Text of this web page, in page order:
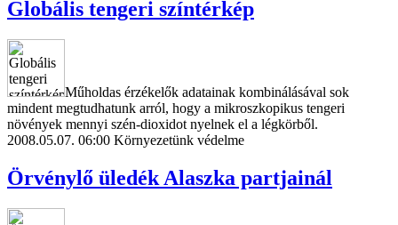
Globális tengeri színtérkép
Műholdas érzékelők adatainak kombinálásával sok
mindent megtudhatunk arról, hogy a mikroszkopikus tengeri
növények mennyi szén-dioxidot nyelnek el a légkörből.
2008.05.07. 06:00 Környezetünk védelme
Örvénylő üledék Alaszka partjainál